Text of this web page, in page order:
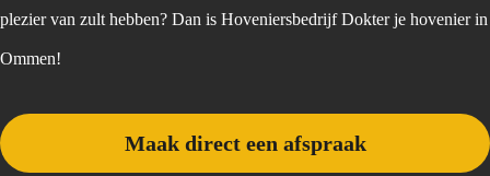
plezier van zult hebben? Dan is Hoveniersbedrijf Dokter je hovenier in
Ommen!
Maak direct een afspraak